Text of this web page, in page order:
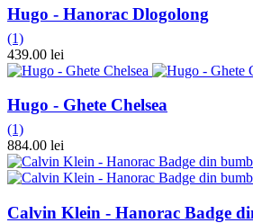
Hugo - Hanorac Dlogolong
(1)
439.00 lei
Hugo - Ghete Chelsea
(1)
884.00 lei
Calvin Klein - Hanorac Badge